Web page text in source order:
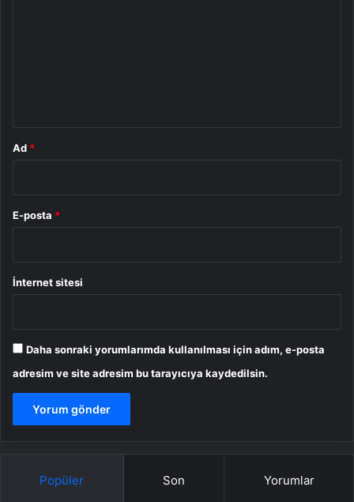
Ad *
E-posta *
İnternet sitesi
Daha sonraki yorumlarımda kullanılması için adım, e-posta
adresim ve site adresim bu tarayıcıya kaydedilsin.
Popüler Son Yorumlar